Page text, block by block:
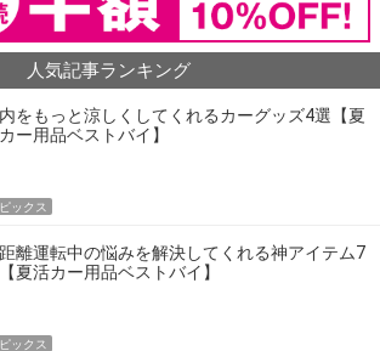
人気記事ランキング
をもっと涼しくしてくれるカーグッズ4選【夏
ー用品ベストバイ】
ックス
離運転中の悩みを解決してくれる神アイテム7
夏活カー用品ベストバイ】
ックス